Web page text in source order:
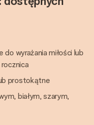
do wyrażania miłości lub
prostokątne
białym, szarym,